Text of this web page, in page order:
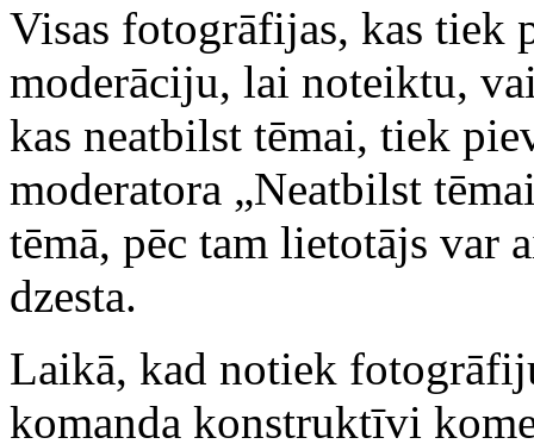
Visas fotogrāfijas, kas tiek
moderāciju, lai noteiktu,
kas neatbilst tēmai, tiek
moderatora „Neatbilst
tēmā, pēc tam lietotājs
dzesta.
Laikā, kad notiek
komanda konstruktīvi